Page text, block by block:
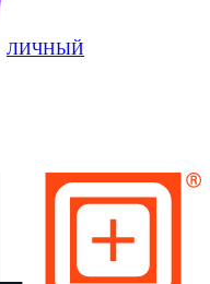
ЛИЧНЫЙ